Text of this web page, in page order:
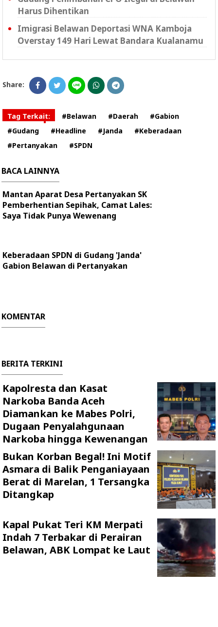
Harus Dihentikan
Imigrasi Belawan Deportasi WNA Kamboja
Overstay 149 Hari Lewat Bandara Kualanamu
Share:
Tag Terkait: #Belawan #Daerah
#Gabion
#Gudang
#Headline #Janda
#Keberadaan
#Pertanyakan
#SPDN
BACA LAINNYA
Mantan Aparat Desa Pertanyakan SK
Pemberhentian Sepihak, Camat Lales:
Saya Tidak Punya Wewenang
Keberadaan SPDN di Gudang 'Janda'
Gabion Belawan di Pertanyakan
KOMENTAR
BERITA TERKINI
Kapolresta dan Kasat
Narkoba Banda Aceh
Diamankan ke Mabes Polri,
Dugaan Penyalahgunaan
Narkoba hingga Kewenangan
Bukan Korban Begal! Ini Motif
Asmara di Balik Penganiayaan
Berat di Marelan, 1 Tersangka
Ditangkap
Kapal Pukat Teri KM Merpati
Indah 7 Terbakar di Perairan
Belawan, ABK Lompat ke Laut